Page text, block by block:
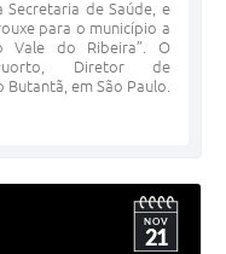
de Saúde, e
para o município a
Vale do Ribeira”. O
Diretor de
em São Paulo.
NOV
21